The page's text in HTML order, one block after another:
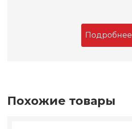
Подробнее
Похожие товары